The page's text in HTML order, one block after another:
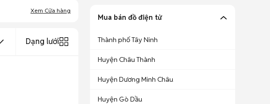
Xem Cửa hàng
Dạng lưới
Mua bán đồ điện tử
Thành phố Tây Ninh
Huyện Châu Thành
Huyện Dương Minh Châu
Huyện Gò Dầu